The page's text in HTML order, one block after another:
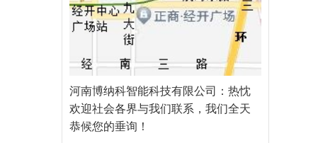
河南博纳科智能科技有限公司
：热忱
欢迎社会各界与我们联系，我们全天
恭候您的垂询！